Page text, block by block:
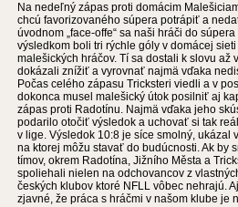
Na nedeľný zápas proti domácim
chcú favorizovaného súpera potrápiť a
úvodnom „face-offe“ sa naši hráči do
výsledkom boli tri rýchle góly v domácej
malešických hráčov. Tí sa dostali k slovu až
dokázali znížiť a vyrovnať najmä vďaka
Počas celého zápasu Tricksteri viedli a v
dokonca musel malešický útok posilniť aj
zápas proti Radotínu. Najmä vďaka jeho
podarilo otočiť výsledok a uchovať si tak
v lige. Výsledok 10:8 je síce smolný, ukázal
na ktorej môžu stavať do budúcnosti. Ak by
tímov, okrem Radotína, Jižního Města a
spoliehali nielen na odchovancov z
českých klubov ktoré NFLL vôbec nehrajú.
zjavné, že práca s hráčmi v našom klube je